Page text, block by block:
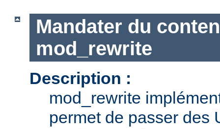
Mandater du
mod_rewrite
Description :
mod_rewrite
permet de passer des